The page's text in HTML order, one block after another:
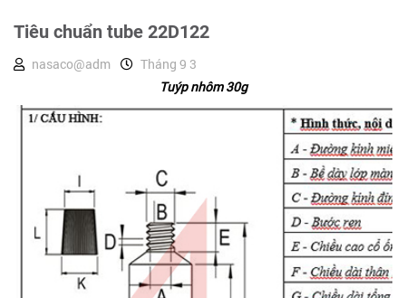
Tiêu chuẩn tube 22D122
nasaco@adm
Tháng 9 3
Tuýp nhôm 30g